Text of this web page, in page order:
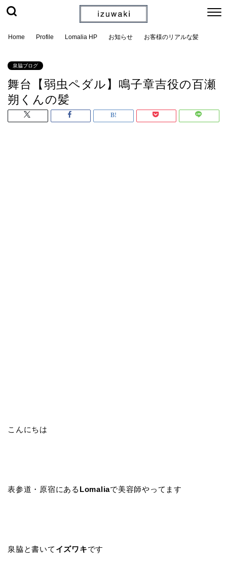
Home Profile Lomalia HP お知らせ お客様のリアルな髪
泉脇ブログ
舞台【弱虫ペダル】鳴子章吉役の百瀬
朔くんの髪
こんにちは
表参道・原宿にある Lomaliaで美容師やってます
泉脇と書いて イズワキです